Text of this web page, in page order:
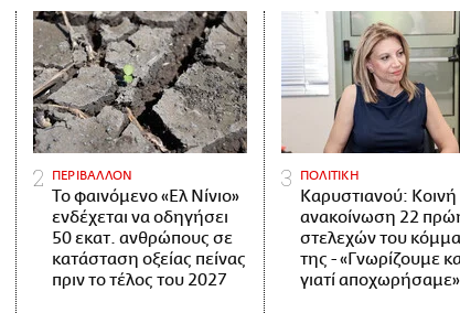
ΠΕΡΙΒΑΛΛΟΝ
Το φαινόμενο «Ελ Νίνιο»
ενδέχεται να οδηγήσει
50 εκατ. ανθρώπους σε
κατάσταση οξείας πείνας
πριν το τέλος του 2027
ΠΟΛΙΤΙΚΗ
Καρυστιανού: Κοινή
ανακοίνωση 22
στελεχών του
της - «Γνωρίζουμε
γιατί αποχωρήσαμε»